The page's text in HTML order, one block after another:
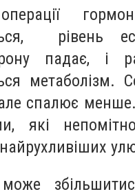
рівень
падає, і
метаболізм.
спалює
які